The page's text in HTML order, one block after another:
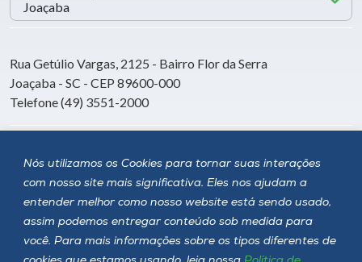
Nós utilizamos os Cookies para tornar suas interações
com nosso site mais significativa. Eles nos ajudam a
entender melhor como nosso website está sendo usado,
assim podemos entregar conteúdo sob medida para
você. Para mais informações sobre os tipos diferentes de
Rua Getúlio Vargas, 2125 - Bairro Flor da Serra
Joaçaba - SC - CEP 89600-000
Telefone (49) 3551-2000
Siga a Unoesc